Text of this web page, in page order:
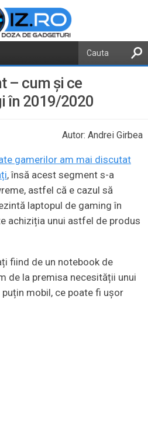
– cum și ce
în 2019/2020
Autor: Andrei Girbea
gamerilor am mai discutat
, însă acest segment s-a
astfel că e cazul să
laptopul de gaming în
achiziția unui astfel de produs
fiind de un notebook de
de la premisa necesității unui
mobil, ce poate fi ușor